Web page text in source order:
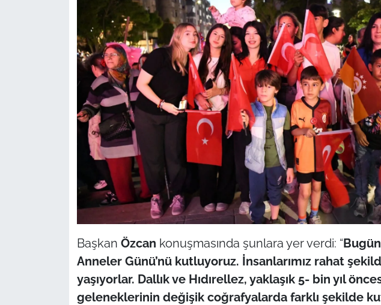
Başkan Özcan konuşmasında şunlara yer verdi: “
Anneler Günü’nü kutluyoruz. İnsanlarımız rahat
yaşıyorlar. Dallık ve Hıdırellez, yaklaşık 5- bin yıl
geleneklerinin değişik coğrafyalarda farklı şekilde